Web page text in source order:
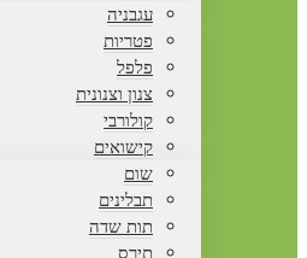
עגבניה
פטריות
פלפל
צנון וצנונית
קולורבי
קישואים
שום
תבלינים
תות שדה
תירס